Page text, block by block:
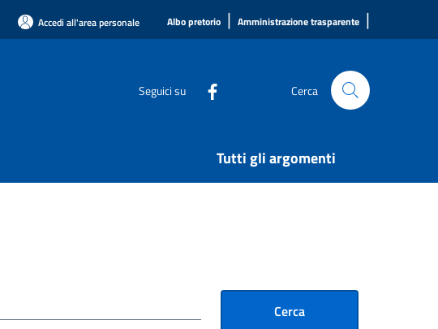
Accedi all'area personale Albo pretorio | Amministrazione trasparente |
Seguici su Cerca
Tutti gli argomenti
Cerca